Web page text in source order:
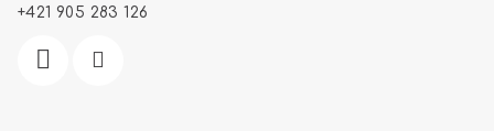
+421 905 283 126